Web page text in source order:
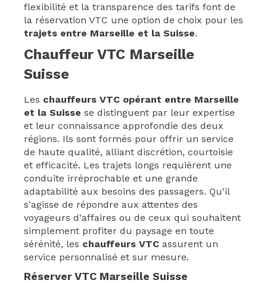
flexibilité et la transparence des tarifs font de
la réservation VTC une option de choix pour les
trajets entre Marseille et la Suisse.
Chauffeur VTC Marseille
Suisse
Les chauffeurs VTC opérant entre Marseille
et la Suisse se distinguent par leur expertise
et leur connaissance approfondie des deux
régions. Ils sont formés pour offrir un service
de haute qualité, alliant discrétion, courtoisie
et efficacité. Les trajets longs requièrent une
conduite irréprochable et une grande
adaptabilité aux besoins des passagers. Qu'il
s'agisse de répondre aux attentes des
voyageurs d'affaires ou de ceux qui souhaitent
simplement profiter du paysage en toute
sérénité, les chauffeurs VTC assurent un
service personnalisé et sur mesure.
Réserver VTC Marseille Suisse